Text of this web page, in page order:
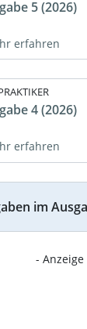
5 (2026)
erfahren
4 (2026)
erfahren
im
- Anzeige